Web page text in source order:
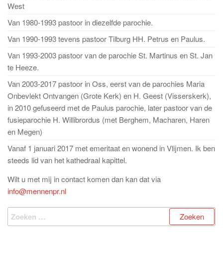
West
Van 1980-1993 pastoor in diezelfde parochie.
Van 1990-1993 tevens pastoor Tilburg HH. Petrus en Paulus.
Van 1993-2003 pastoor van de parochie St. Martinus en St. Jan
te Heeze.
Van 2003-2017 pastoor in Oss, eerst van de parochies Maria
Onbevlekt Ontvangen (Grote Kerk) en H. Geest (Visserskerk),
in 2010 gefuseerd met de Paulus parochie, later pastoor van de
fusieparochie H. Willibrordus (met Berghem, Macharen, Haren
en Megen)
Vanaf 1 januari 2017 met emeritaat en wonend in Vlijmen. Ik ben
steeds lid van het kathedraal kapittel.
Wilt u met mij in contact komen dan kan dat via
info@mennenpr.nl
Zoeken
naar: